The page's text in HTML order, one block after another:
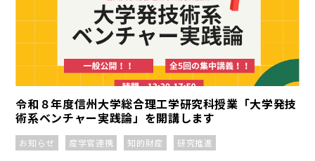
令和８年度信州大学総合理工学研究科授業「大学発技
術系ベンチャー実践論」を開講します
お知らせ 産学官連携 知的財産 研究推進